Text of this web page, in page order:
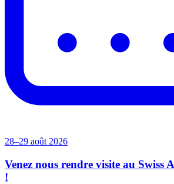
28–29 août 2026
Venez nous rendre visite au Swiss
!